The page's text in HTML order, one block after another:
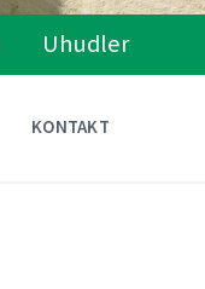
Uhudler
KONTAKT